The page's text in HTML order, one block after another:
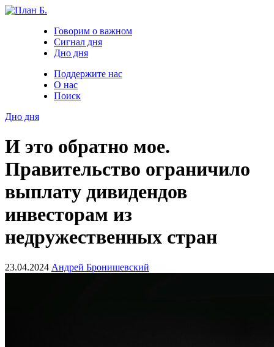
Говорим о важном
Сигнал дня
Дно дня
Поддержите нас
О нас
Поиск
Дно дня
И это обратно мое.
Правительство ограничило
выплату дивидендов
инвесторам из
недружественных стран
23.04.2024 Андрей Бронишевский